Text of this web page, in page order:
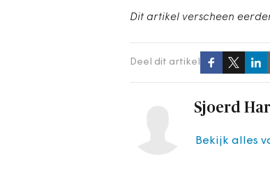
Dit artikel verscheen
Deel dit artikel
Sjoerd
Bekijk alles